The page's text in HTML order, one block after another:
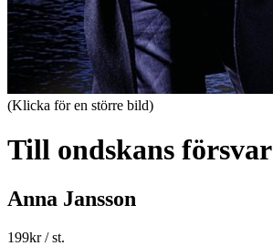
(Klicka för en större bild)
Till ondskans försvar
Anna Jansson
199kr/ st.